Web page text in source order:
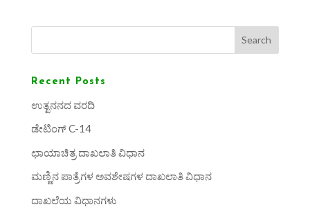
Search
Recent Posts
ಉತ್ಖನನದ ವರದಿ
ಡೇಟಿಂಗ್ C-14
ಛಾಯಾಚಿತ್ರ ದಾಖಲಾತಿ ವಿಧಾನ
ಮಣ್ಣಿನ ಪಾತ್ರೆಗಳ ಅವಶೇಷಗಳ ದಾಖಲಾತಿ ವಿಧಾನ
ದಾಖಲೆಯ ವಿಧಾನಗಳು